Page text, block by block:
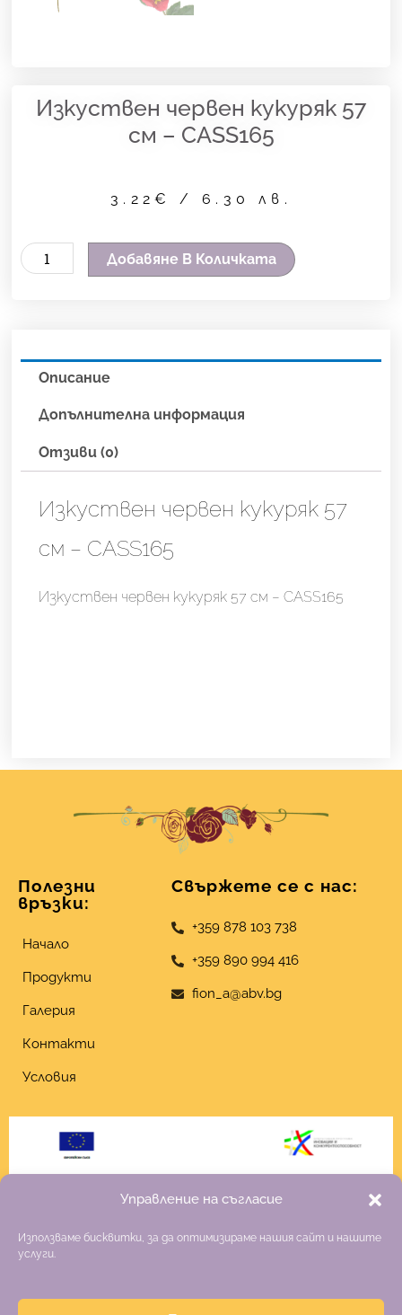
Управление на съгласие
Използваме бисквитки, за да оптимизираме нашия сайт и нашите
услуги.
Изкуствен червен кукуряк 57
см – CASS165
3.22€ / 6.30 лв.
количество
кукуряк
CASS165
Добавяне В Количката
Описание
Допълнителна информация
Отзиви (0)
Изкуствен червен кукуряк 57
см – CASS165
Изкуствен червен кукуряк 57 см – CASS165
Полезни
връзки:
Начало
Продукти
Галерия
Контакти
Условия
Свържете се с нас:
+359 878 103 738
+359 890 994 416
fion_a@abv.bg